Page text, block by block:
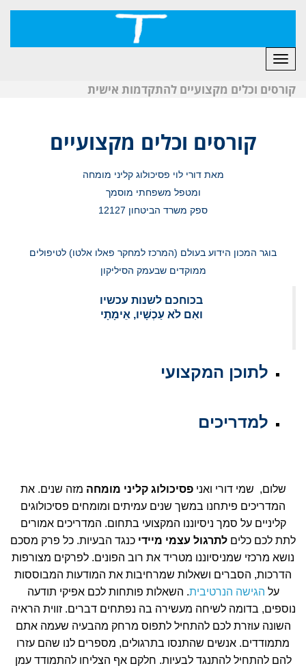
לתוכן
תפריט
קורסים וכלים מקצועיים להתקדמות אישית
קורסים וכלים מקצועיים
מאת דורי לוי פסיכולוג קליני מומחה
ומטפל משפחתי מוסמך
ספק משרד הביטחון 12127
בוגר המכון הידוע בעולם (המרכז למחקר פאלו אלטו) לטיפולים
ממוקדים שבעמק הסיליקון
בכוחכם לשנות עכשיו
ואִם לֹא עַכְשָׁיו, אֵימָתָי
לתוכן המקצועי
למדריכים
שלום, שמי דורי ואניפסיכולוג קליני מומחה מזה שנים. את
המדריכים פיתחנו במשך שנים עמיתים ומומחים פסיכולוגים
קליניים על סמך ניסיוננו המקצועי בתחום. המדריכים אמורים
לתת לכם כלים לתרגול עצמי מיידי כנגד הבעיות. כל פרק מסכם
נושא מרכזי שמניסיוננו מטריד את רוב הפונים. לפרקים מצורפות
הדרכות, הסברים ושאלות שמרחיבות את המודעות המבוססות
על הגישה הנרטיבית. השאלות פותחות לכם אפיקי תודעה
נוספים, בדומה לשיחה מעשירה בה נפתחים דברים. זווית הראיה
השונה עוזרת לכם להתחיל לתפוס מרחק מהבעיה שעמה אתם
מתמודדים. אנשים שהתנסו בתרגולים, מספרים לנו שהם עזרו
להם להתחיל להתנגד לבעיות. חלקם אף הצליחו להתמודד עמן